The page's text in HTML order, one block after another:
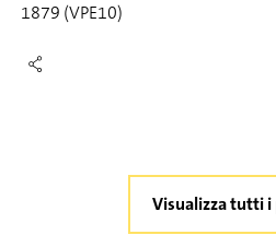
1879 (VPE10)
Visualizza tutti